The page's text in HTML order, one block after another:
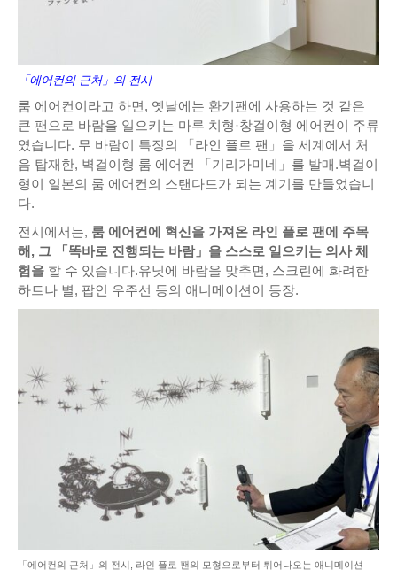
「에어컨의 근처」의 전시
룸 에어컨이라고 하면, 옛날에는 환기팬에 사용하는 것 같은
큰 팬으로 바람을 일으키는 마루 치형·창걸이형 에어컨이 주류
였습니다. 무 바람이 특징의 「라인 플로 팬」을 세계에서 처
음 탑재한, 벽걸이형 룸 에어컨 「기리가미네」를 발매.벽걸이
형이 일본의 룸 에어컨의 스탠다드가 되는 계기를 만들었습니
다.
전시에서는, 룸 에어컨에 혁신을 가져온 라인 플로 팬에 주목
해, 그 「똑바로 진행되는 바람」을 스스로 일으키는 의사 체
험을 할 수 있습니다.유닛에 바람을 맞추면, 스크린에 화려한
하트나 별, 팝인 우주선 등의 애니메이션이 등장.
「에어컨의 근처」의 전시, 라인 플로 팬의 모형으로부터 튀어나오는 애니메이션